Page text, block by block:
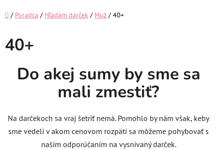
Domov
/ Poradca / Hľadám darček / Muž / 40+
40+
Do akej sumy by sme sa
mali zmestiť?
Na darčekoch sa vraj šetriť nemá. Pomohlo by nám však, keby
sme vedeli v akom cenovom rozpätí sa môžeme pohybovať s
naším odporúčaním na vysnívaný darček.